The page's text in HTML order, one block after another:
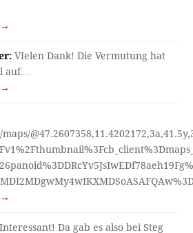
VIelen Dank! Die Vermutung hat
auf…
Interessant! Da gab es also bei Steg